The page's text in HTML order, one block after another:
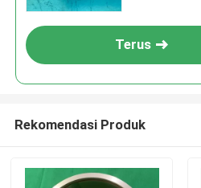
Terus
Rekomendasi Produk